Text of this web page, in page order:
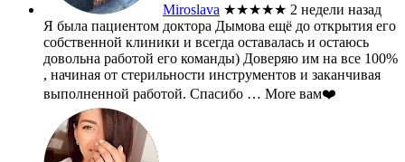
Miroslava ★★★★★ 2 недели назад
Я была пациентом доктора Дымова ещё до открытия его
собственной клиники и всегда оставалась и остаюсь
довольна работой его команды) Доверяю им на все 100%
, начиная от стерильности инструментов и заканчивая
выполненной работой. Спасибо … More вам❤️